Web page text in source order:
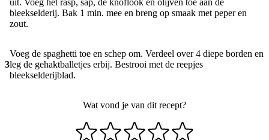
bleekselderij. Bak 1 min. mee en breng op smaak met peper en
zout.
3
Voeg de spaghetti toe en schep om. Verdeel over 4 diepe borden en
leg de gehaktballetjes erbij. Bestrooi met de reepjes
bleekselderijblad.
Wat vond je van dit recept?